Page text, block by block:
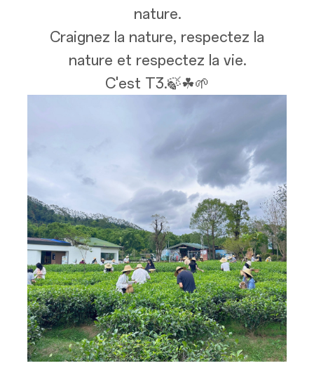
nature.
Craignez la nature, respectez la
nature et respectez la vie.
C'est T3.🍃☘🌱